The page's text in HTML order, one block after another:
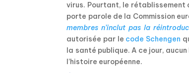
virus. Pourtant, le rétablissement
porte parole de la Commission
membres n’inclut pas la
autorisée par le code Schengen
la santé publique. A ce jour,
l’histoire européenne.